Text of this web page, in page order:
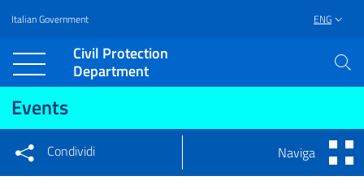
Vai al contenuto principale
Raggiungi il piè di pagina
Italian Government ENG
Civil Protection
Department
Events
Condividi su Facebook
Condividi
Condividi sui social network
Naviga